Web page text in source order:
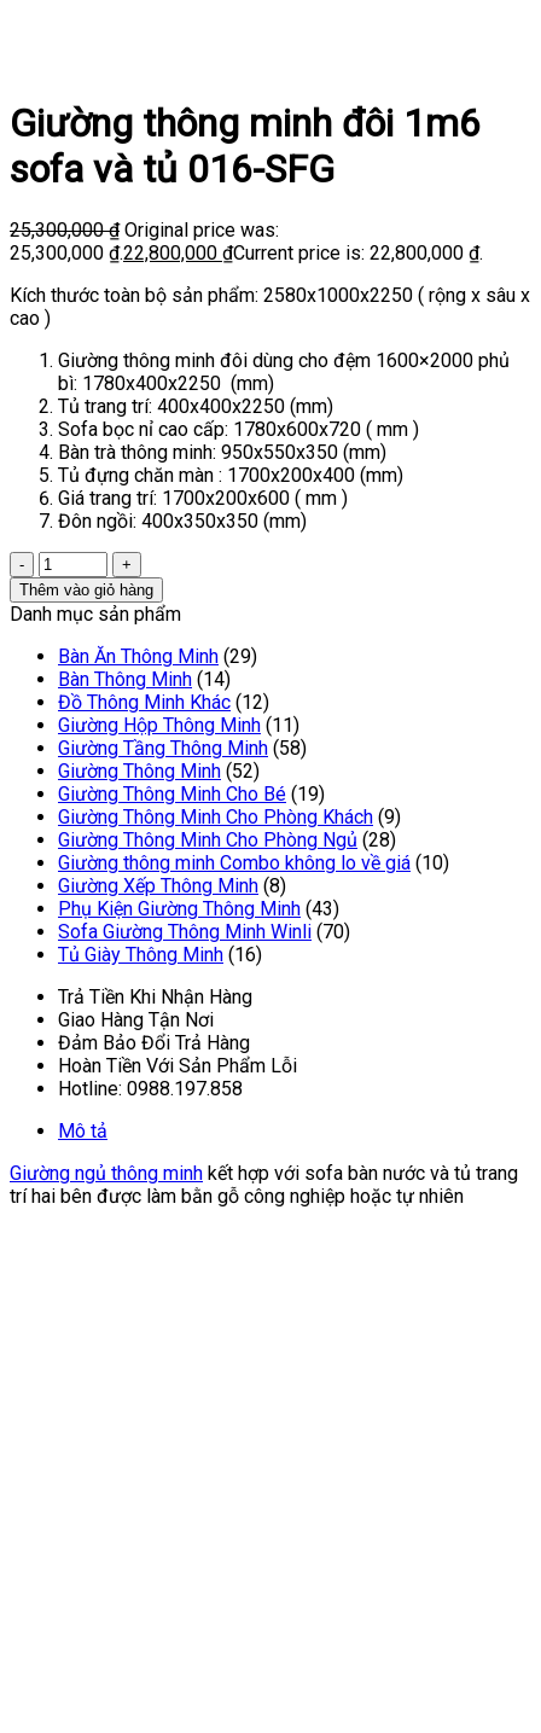
Giường thông minh đôi 1m6
sofa và tủ 016-SFG
25,300,000₫ Original price was:
25,300,000 ₫.22,800,000 ₫Current price is: 22,800,000 ₫.
Kích thước toàn bộ sản phẩm: 2580x1000x2250 ( rộng x sâu x
cao )
Giường thông minh đôi dùng cho đệm 1600×2000 phủ
bì: 1780x400x2250 (mm)
Tủ trang trí: 400x400x2250 (mm)
Sofa bọc nỉ cao cấp: 1780x600x720 ( mm )
Bàn trà thông minh: 950x550x350 (mm)
Tủ đựng chăn màn : 1700x200x400 (mm)
Giá trang trí: 1700x200x600 ( mm )
Đôn ngồi: 400x350x350 (mm)
Thêm vào giỏ hàng
Danh mục sản phẩm
Bàn Ăn Thông Minh (29)
Bàn Thông Minh (14)
Đồ Thông Minh Khác (12)
Giường Hộp Thông Minh (11)
Giường Tầng Thông Minh (58)
Giường Thông Minh (52)
Giường Thông Minh Cho Bé (19)
Giường Thông Minh Cho Phòng Khách (9)
Giường Thông Minh Cho Phòng Ngủ (28)
Giường thông minh Combo không lo về giá (10)
Giường Xếp Thông Minh (8)
Phụ Kiện Giường Thông Minh (43)
Sofa Giường Thông Minh Winli (70)
Tủ Giày Thông Minh (16)
Trả Tiền Khi Nhận Hàng
Giao Hàng Tận Nơi
Đảm Bảo Đổi Trả Hàng
Hoàn Tiền Với Sản Phẩm Lỗi
Hotline: 0988.197.858
Mô tả
Giường ngủ thông minh kết hợp với sofa bàn nước và tủ trang
trí hai bên được làm bằn gỗ công nghiệp hoặc tự nhiên